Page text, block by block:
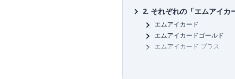
株で勝ち続けるための 上がる銘柄選
など
それぞれの「エムアイカ
エムアイカード
エムアイカードゴールド
エムアイカード プラス